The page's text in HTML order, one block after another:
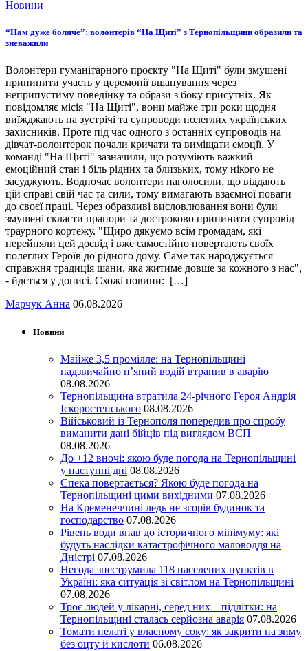
Новини
“Нам дуже боляче”: волонтерів “На Щиті” з Тернопільщини образили та
зневажили
Волонтери гуманітарного проєкту "На Щиті" були змушені
припинити участь у церемонії вшанування через
неприпустиму поведінку та образи з боку присутніх. Як
повідомляє місія "На Щиті", вони майже три роки щодня
виїжджають на зустрічі та супроводи полеглих українських
захисників. Проте під час одного з останніх супроводів на
дівчат-волонтерок почали кричати та виміщати емоції. У
команді "На Щиті" зазначили, що розуміють важкий
емоційний стан і біль рідних та близьких, тому нікого не
засуджують. Водночас волонтери наголосили, що віддають
цій справі свій час та сили, тому вимагають взаємної поваги
до своєї праці. Через образливі висловлювання вони були
змушені скласти прапори та достроково припинити супровід
траурного кортежу. "Щиро дякуємо всім громадам, які
перейняли цей досвід і вже самостійно повертають своїх
полеглих Героїв до рідного дому. Саме так народжується
справжня традиція шани, яка житиме довше за кожного з нас",
- йдеться у дописі. Схожі новини: […]
Марчук Анна 06.08.2026
Новини
Майже 3,5 промілле: на Тернопільщині
надзвичайно п’яний водій втрапив в аварію
08.08.2026
Тернопільщина втратила 24-річного Героя Андрія
Іскоростенського 08.08.2026
Військовий із Тернополя попередив про спробу
виманити дані бійців під виглядом ВСП
08.08.2026
До +12 вночі: якою буде погода на Тернопільщині
у наступні дні 08.08.2026
Спека повертається? Якою буде погода на
Тернопільщині цими вихідними 07.08.2026
На Кременеччині ледь не згорів будинок та
господарство 07.08.2026
Рівень води впав до історичного мінімуму: які
будуть наслідки катастрофічного маловоддя на
Дністрі 07.08.2026
Негода знеструмила 118 населених пунктів в
Україні: яка ситуація зі світлом на Тернопільщині
07.08.2026
Троє людей у лікарні, серед них – підлітки: на
Тернопільщині сталась серйозна аварія 07.08.2026
Томати пелаті у власному соку: як закрити на зиму
без оцту й кислоти 06.08.2026